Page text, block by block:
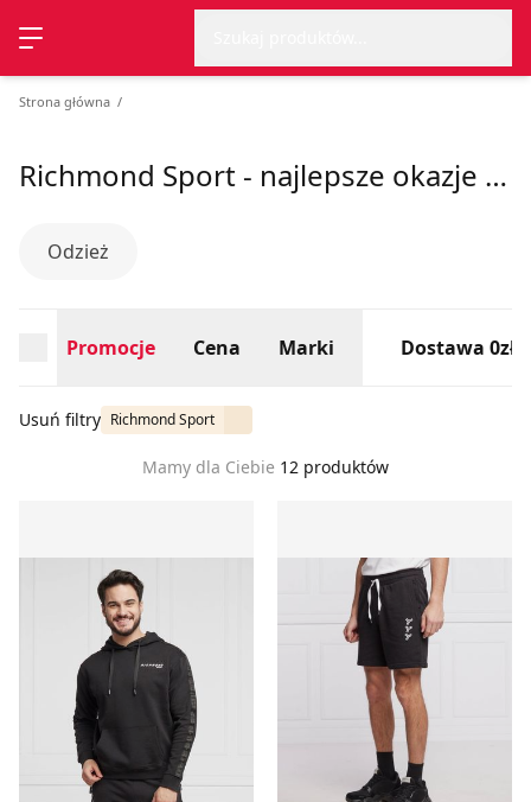
Przełącz menu
Strona główna
Richmond Sport - najlepsze okazje na sezon lato 2026
Odzież
Promocje Cena Marki Dostawa 0zł
Usuń filtry Richmond Sport
Mamy dla Ciebie 12 produktów